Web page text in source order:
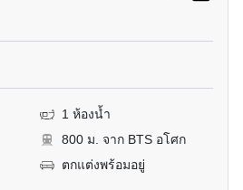
1 ห้องน้ำ
800 ม. จาก BTS อโศก
ตกแต่งพร้อมอยู่